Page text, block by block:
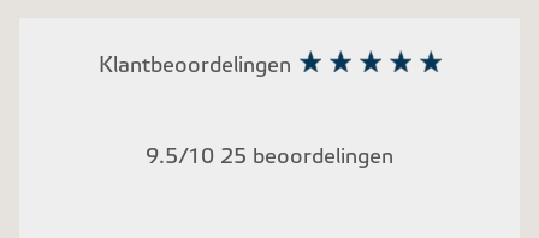
Klantbeoordelingen
9.5/10 25 beoordelingen